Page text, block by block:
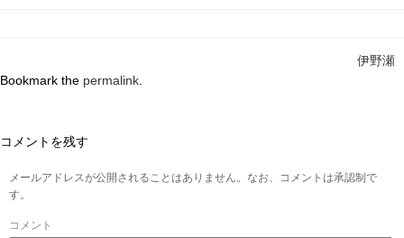
伊野瀬
Bookmark the permalink
コメントを残す
メールアドレスが公開されることはありません。なお、コメントは承認制で
す。
コメント